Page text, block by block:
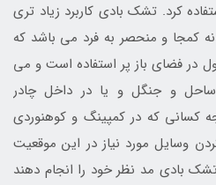
کرد. تشک بادی کاربرد زیاد تری
کمجا و منحصر به فرد می باشد که
در فضای باز پر استفاده است و می
و جنگل و یا در داخل چادر
کسانی که در کمپینگ و کوهنوردی
وسایل مورد نیاز در این موقعیت
بادی مد نظر خود را انجام دهند